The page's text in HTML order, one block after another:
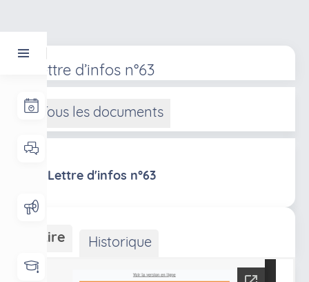
Lettre d’infos n°63
Tous les documents
Lettre d'infos n°63
Lire Historique